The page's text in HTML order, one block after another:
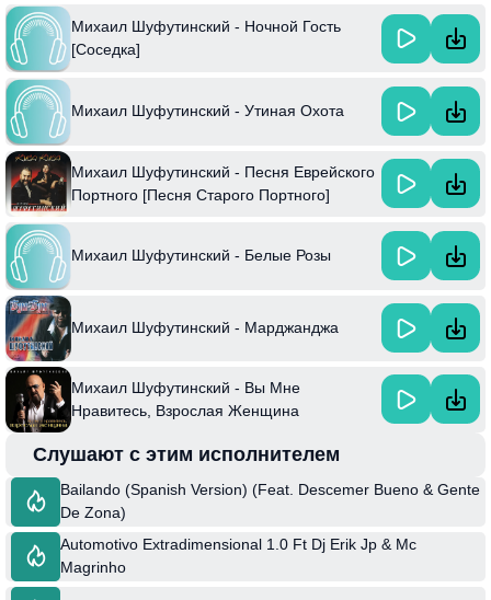
Михаил Шуфутинский - Ночной Гость
[Соседка]
Михаил Шуфутинский - Утиная Охота
Михаил Шуфутинский - Песня Еврейского
Портного [Песня Старого Портного]
Михаил Шуфутинский - Белые Розы
Михаил Шуфутинский - Марджанджа
Михаил Шуфутинский - Вы Мне
Нравитесь, Взрослая Женщина
Слушают с этим исполнителем
Bailando (Spanish Version) (Feat. Descemer Bueno & Gente
De Zona)
Automotivo Extradimensional 1.0 Ft Dj Erik Jp & Mc
Magrinho